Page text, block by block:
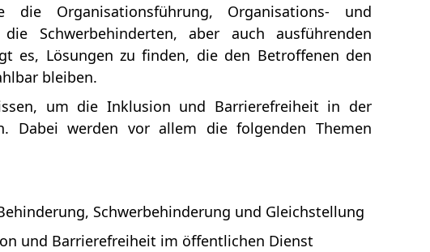
Organisationsführung, Organisations- und
Schwerbehinderten, aber auch ausführenden
es, Lösungen zu finden, die den Betroffenen den
bleiben.
um die Inklusion und Barrierefreiheit in der
Dabei werden vor allem die folgenden Themen
Schwerbehinderung und Gleichstellung
und Barrierefreiheit im öffentlichen Dienst